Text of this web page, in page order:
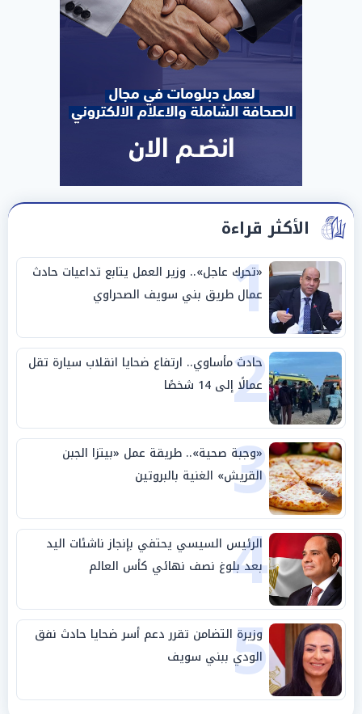
الأكثر قراءة
1
«تحرك عاجل».. وزير العمل يتابع تداعيات حادث
عمال طريق بني سويف الصحراوي
2
حادث مأساوي.. ارتفاع ضحايا انقلاب سيارة تقل
عمالًا إلى 14 شخصًا
3
«وجبة صحية».. طريقة عمل «بيتزا الجبن
القريش» الغنية بالبروتين
4
الرئيس السيسي يحتفي بإنجاز ناشئات اليد
بعد بلوغ نصف نهائي كأس العالم
5
وزيرة التضامن تقرر دعم أسر ضحايا حادث نفق
الودي ببني سويف